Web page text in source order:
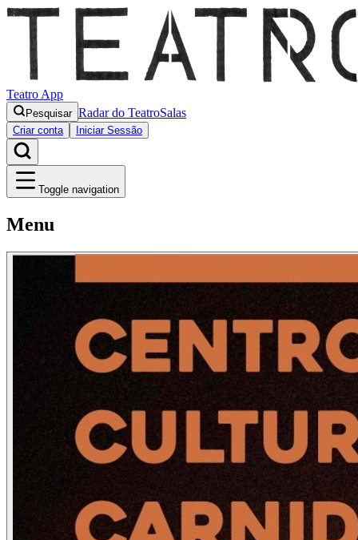
Teatro App
Pesquisar Radar do TeatroSalas
Criar conta Iniciar Sessão
Toggle navigation
Menu